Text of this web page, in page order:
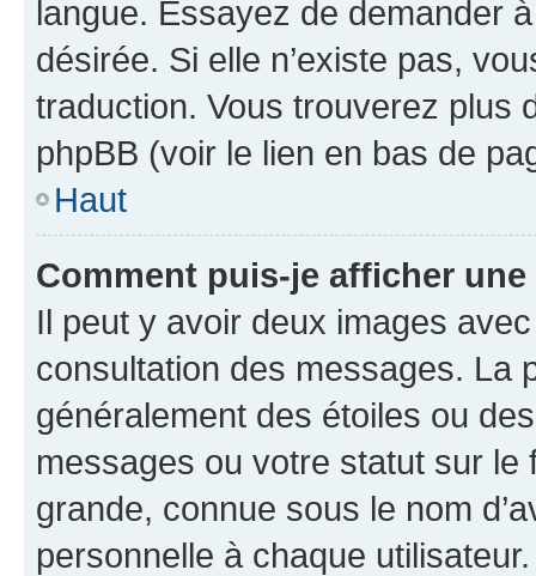
langue. Essayez de demander
désirée. Si elle n’existe pas,
traduction. Vous trouverez plus
phpBB (voir le lien en bas de
Haut
Comment puis-je afficher
Il peut y avoir deux images
consultation des messages. La
généralement des étoiles ou
messages ou votre statut sur
grande, connue sous le nom
personnelle à chaque utilisateur.